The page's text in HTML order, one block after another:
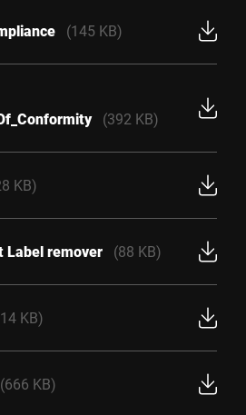
(145 KB)
(392 KB)
KB)
Label remover (88 KB)
KB)
(666 KB)